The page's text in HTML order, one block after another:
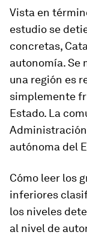
Vista en
estudio se
concretas,
autonomía. Se
una región es
simplemente
Estado. La
autónoma del
Cómo leer los
inferiores
los niveles
al nivel de